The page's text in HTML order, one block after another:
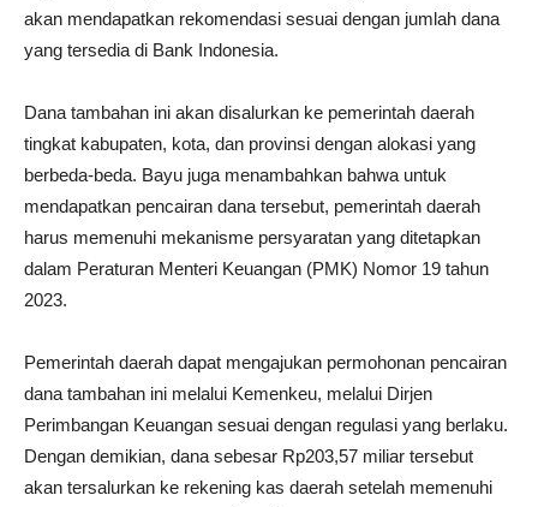
akan mendapatkan rekomendasi sesuai dengan jumlah dana
yang tersedia di Bank Indonesia.
Dana tambahan ini akan disalurkan ke pemerintah daerah
tingkat kabupaten, kota, dan provinsi dengan alokasi yang
berbeda-beda. Bayu juga menambahkan bahwa untuk
mendapatkan pencairan dana tersebut, pemerintah daerah
harus memenuhi mekanisme persyaratan yang ditetapkan
dalam Peraturan Menteri Keuangan (PMK) Nomor 19 tahun
2023.
Pemerintah daerah dapat mengajukan permohonan pencairan
dana tambahan ini melalui Kemenkeu, melalui Dirjen
Perimbangan Keuangan sesuai dengan regulasi yang berlaku.
Dengan demikian, dana sebesar Rp203,57 miliar tersebut
akan tersalurkan ke rekening kas daerah setelah memenuhi